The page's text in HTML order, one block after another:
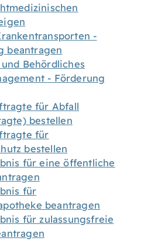
-
beantragen
Behördliches
- Förderung
für Abfall
bestellen
für
bestellen
für eine öffentliche
für
beantragen
für zulassungsfreie